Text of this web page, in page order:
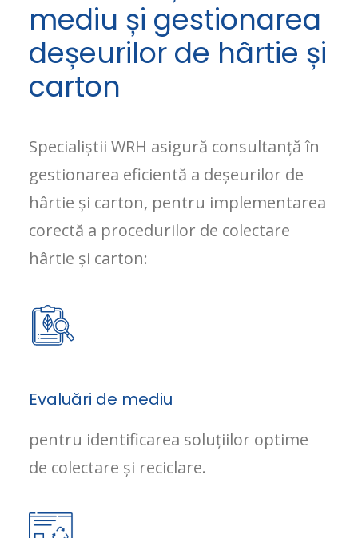
mediu și gestionarea
deșeurilor de hârtie și
carton
Specialiștii WRH asigură consultanță în
gestionarea eficientă a deșeurilor de
hârtie și carton, pentru implementarea
corectă a procedurilor de colectare
hârtie și carton:
Evaluări de mediu
pentru identificarea soluțiilor optime
de colectare și reciclare.